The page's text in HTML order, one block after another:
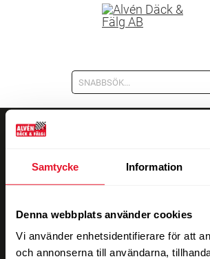
Samtycke Information
Denna webbplats använder cookies
Vi använder enhetsidentifierare för att
och annonserna till användarna,
MENY